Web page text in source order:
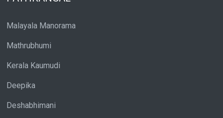
Malayala Manorama
Mathrubhumi
Kerala Kaumudi
Deepika
Deshabhimani